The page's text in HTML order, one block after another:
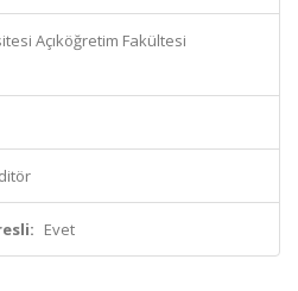
Açıköğretim Fakültesi
Evet